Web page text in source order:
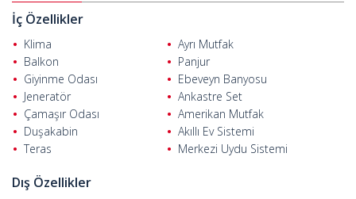
Antalya'da satılık daireler
yürüme mesafesinde, Okyanus Koleji'ne 1,5 km, Konyaaltı Plajı'na
2,5 km, Setur Marina'ya 3 km, Sarısu Plajı ve Piknik alanına 4 km,
5M Migros Alışveriş Merkezi'ne 7 km, Beach Park Antalya'ya 8 km,
Antalya Açık Hava Tiyatrosu'na 9 km, Antalya Arkeoloji Müzesi'ne
9,5 km, Kaleiçi'ne 17 km ve Antalya Havalimanı'na 27 km
mesafededir.
İç Özellikler
Klima
Ayrı Mutfak
Balkon
Panjur
Giyinme Odası
Ebeveyn Banyosu
Jeneratör
Ankastre Set
Çamaşır Odası
Amerikan Mutfak
Duşakabin
Akıllı Ev Sistemi
Teras
Merkezi Uydu Sistemi
Dış Özellikler